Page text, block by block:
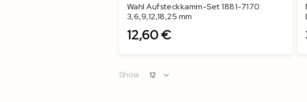
Wahl Aufsteckkamm-Set 1881-7170
3,6,9,12,18,25 mm
12,60 €
Show
12
per